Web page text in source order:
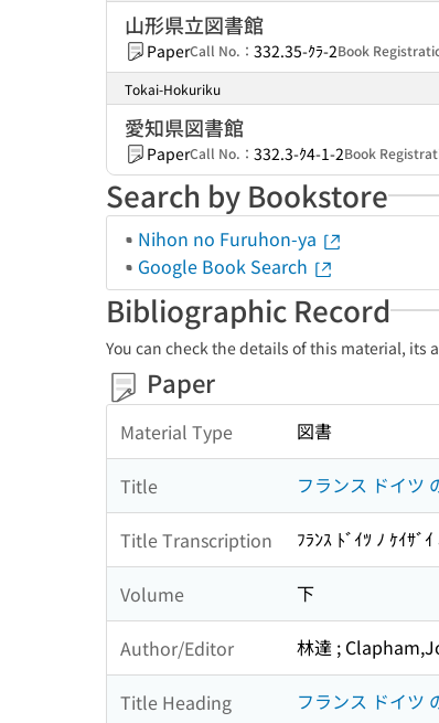
山形県立図書館
PaperCall No.： 332.35-ｸﾗ-2Book
Tokai-Hokuriku
愛知県図書館
PaperCall No.： 332.3-ｸ4-1-2Book
Search by Bookstore
Nihon no Furuhon-ya
Google Book Search
Bibliographic Record
You can check the details of this material,
Paper
Material Type 図書
Title フランス ドイツ
Title Transcription ﾌﾗﾝｽ ﾄﾞｲﾂ ﾉ ｹｲｻﾞｲ
Volume 下
Author/Editor 林達 ;
Title Heading フランス ドイツ